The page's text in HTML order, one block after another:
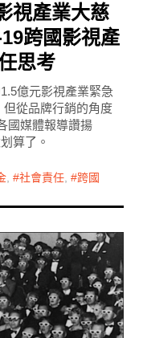
視產業大慈
跨國影視產
思考
億元影視產業緊急
從品牌行銷的角度
國媒體報導讚揚
算了。
, 社會責任 , 跨國